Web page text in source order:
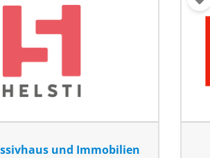
Fingerhut Haus